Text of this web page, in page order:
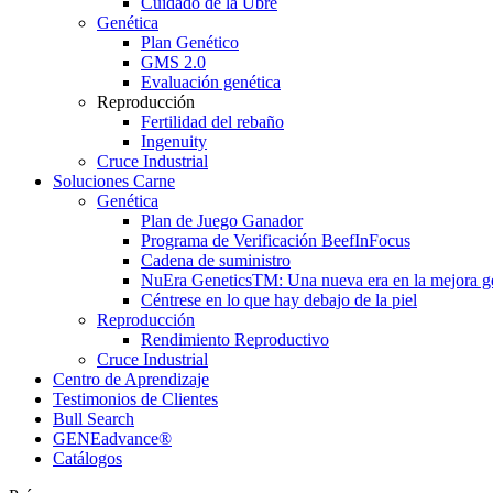
Genética
Plan Genético
GMS 2.0
Evaluación genética
Reproducción
Fertilidad del rebaño
Ingenuity
Cruce Industrial
Soluciones Carne
Genética
Plan de Juego Ganador
Programa de Verificación BeefInFocus
Cadena de suministro
NuEra GeneticsTM: Una nueva era en la mejora
Céntrese en lo que hay debajo de la piel
Reproducción
Rendimiento Reproductivo
Cruce Industrial
Centro de Aprendizaje
Testimonios de Clientes
Bull Search
GENEadvance®
Catálogos